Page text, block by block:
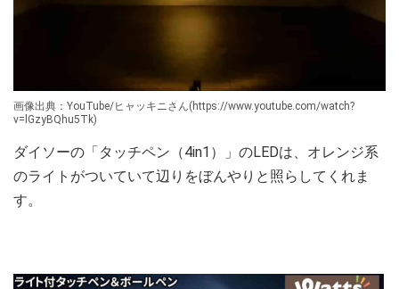
画像出典：YouTube/ヒャッキニさん(https://www.youtube.com/watch?
v=lGzyBQhu5Tk)
ダイソーの「タッチペン（4in1）」のLEDは、オレンジ系
のライトがついていて辺りをぼんやりと照らしてくれま
す。